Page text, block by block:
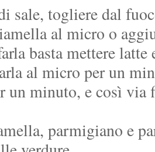
sale, togliere dal
al micro o
basta mettere
al micro per un
un minuto, e così via
parmigiano e